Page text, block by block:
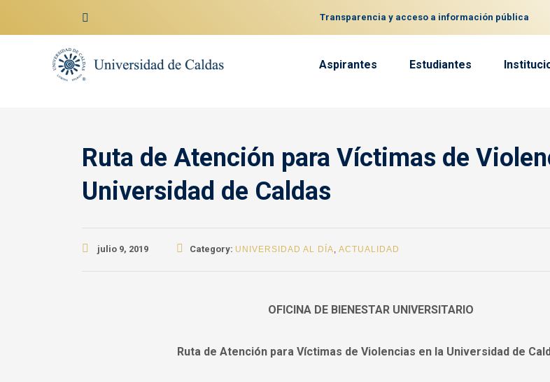
Transparencia y acceso a información pública
Aspirantes Estudiantes
Ruta de Atención para Víctimas de
Universidad de Caldas
julio 9, 2019 Category: UNIVERSIDAD AL DÍA, ACTUALIDAD
OFICINA DE BIENESTAR UNIVERSITARIO
Ruta de Atención para Víctimas de Violencias en la Universidad de